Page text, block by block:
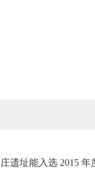
遗址能入选 2015 年